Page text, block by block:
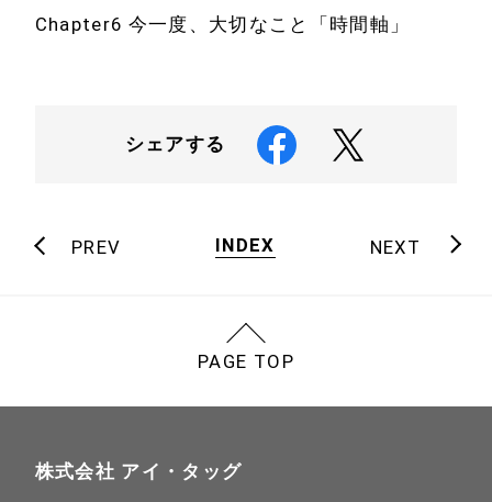
Chapter6 今一度、大切なこと「時間軸」
シェアする
PREV INDEX NEXT
PAGE TOP
株式会社 アイ・タッグ